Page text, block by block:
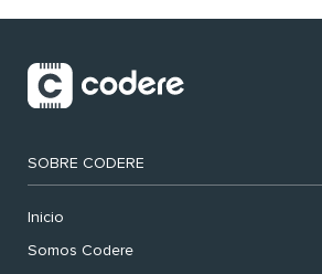
SOBRE CODERE
Inicio
Somos Codere